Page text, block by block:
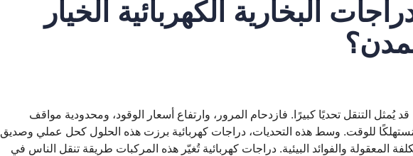
البخارية الكهربائية الخيار
التنقل تحديًا كبيرًا. فازدحام المرور، وارتفاع أسعار الوقود، ومحدودية مواقف
للوقت. وسط هذه التحديات، دراجات كهربائية برزت هذه الحلول كحل عملي وصديق
المعقولة والفوائد البيئية. دراجات كهربائية تُغيّر هذه المركبات طريقة تنقل الناس في